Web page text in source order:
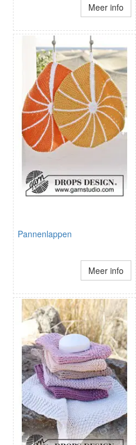
Meer info
Pannenlappen
Meer info